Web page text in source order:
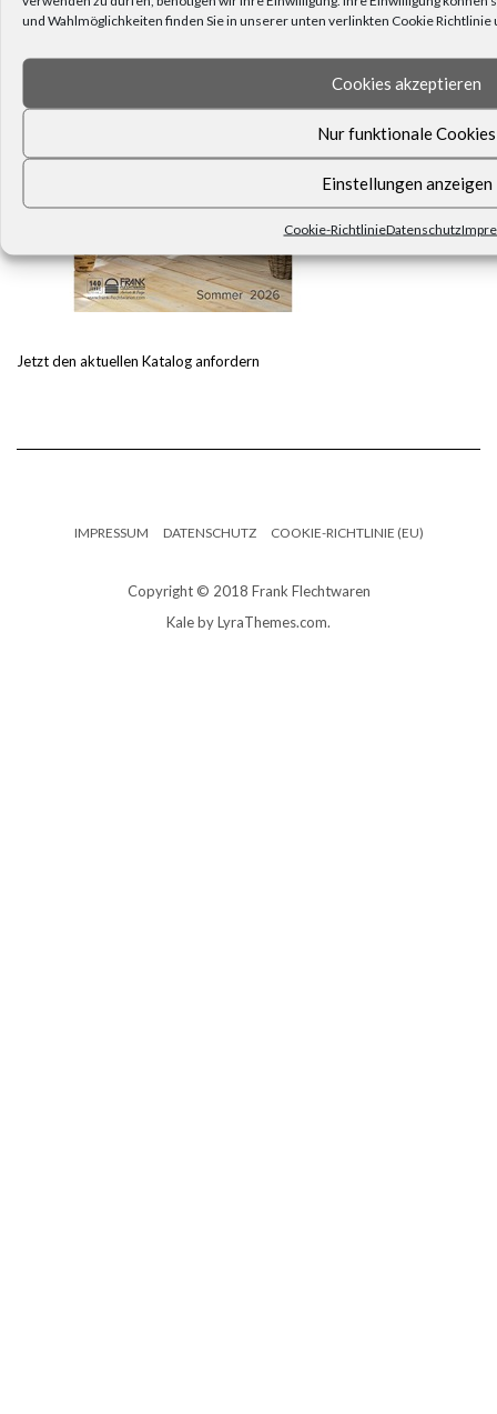
und Wahlmöglichkeiten finden Sie in unserer unten verlinkten Cookie
Cookies akzeptieren
Nur funktionale Cookies
Einstellungen anzeigen
Cookie-RichtlinieDatenschutz
Jetzt den aktuellen Katalog anfordern
IMPRESSUM DATENSCHUTZ COOKIE-RICHTLINIE (EU)
Copyright © 2018 Frank Flechtwaren
Kaleby LyraThemes.com.